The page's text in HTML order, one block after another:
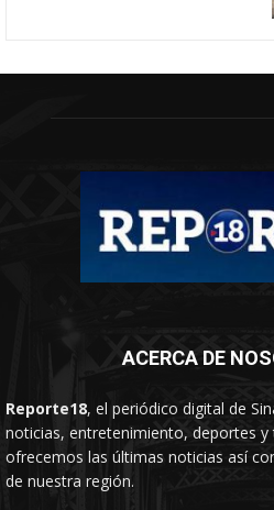
ACERCA DE
Reporte18, el periódico digital de
noticias, entretenimiento, deportes y
ofrecemos las últimas noticias así
de nuestra región.